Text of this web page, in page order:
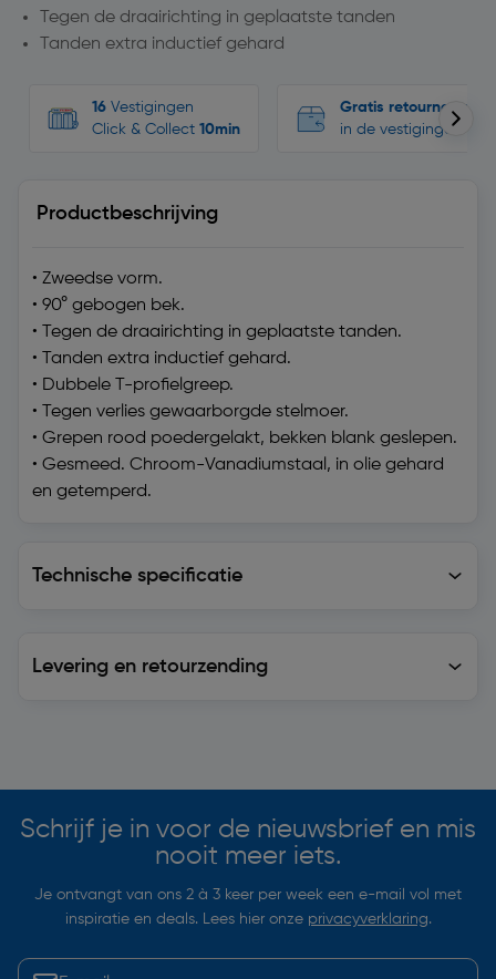
Tegen de draairichting in geplaatste tanden
Tanden extra inductief gehard
16 Vestigingen
Click & Collect 10min
Gratis retourneren
in de vestigingen
Productbeschrijving
• Zweedse vorm.
• 90° gebogen bek.
• Tegen de draairichting in geplaatste tanden.
• Tanden extra inductief gehard.
• Dubbele T-profielgreep.
• Tegen verlies gewaarborgde stelmoer.
• Grepen rood poedergelakt, bekken blank geslepen.
• Gesmeed. Chroom-Vanadiumstaal, in olie gehard
en getemperd.
Technische specificatie
Levering en retourzending
Schrijf je in voor de nieuwsbrief en mis
nooit meer iets.
Je ontvangt van ons 2 à 3 keer per week een e-mail vol met
inspiratie en deals. Lees hier onze privacyverklaring.